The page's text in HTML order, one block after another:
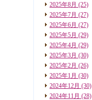
2025年8月 (25)
2025年7月 (27)
2025年6月 (27)
2025年5月 (29)
2025年4月 (29)
2025年3月 (30)
2025年2月 (26)
2025年1月 (30)
2024年12月 (30)
2024年11月 (28)